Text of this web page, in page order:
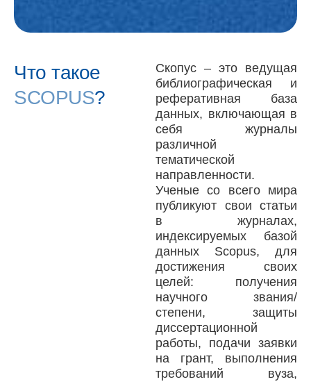
Что такое
SCOPUS?
Скопус – это ведущая
библиографическая и
реферативная база
данных, включающая в
себя журналы
различной
тематической
направленности.
Ученые со всего мира
публикуют свои статьи
в журналах,
индексируемых базой
данных Scopus, для
достижения своих
целей: получения
научного звания/
степени, защиты
диссертационной
работы, подачи заявки
на грант, выполнения
требований вуза,